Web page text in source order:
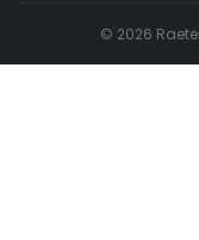
© 2026